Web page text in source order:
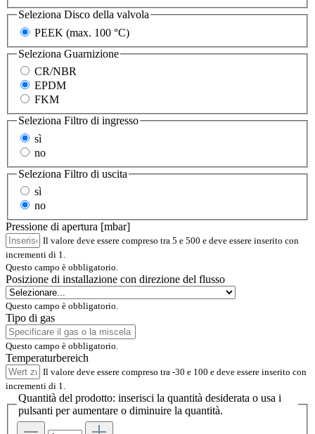
Seleziona Disco della valvola
PEEK (max. 100 °C)
Seleziona Guarnizione
CR/NBR
EPDM
FKM
Seleziona Filtro di ingresso
sì
no
Seleziona Filtro di uscita
sì
no
Pressione di apertura [mbar]
Il valore deve essere compreso tra 5 e 500 e deve essere inserito con
incrementi di 1.
Questo campo è obbligatorio.
Posizione di installazione con direzione del flusso
Questo campo è obbligatorio.
Tipo di gas
Questo campo è obbligatorio.
Temperaturbereich
Il valore deve essere compreso tra -30 e 100 e deve essere inserito con
incrementi di 1.
Quantità del prodotto: inserisci la quantità desiderata o usa i
pulsanti per aumentare o diminuire la quantità.